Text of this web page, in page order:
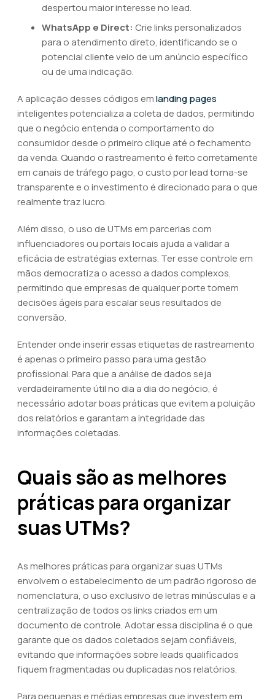
despertou maior interesse no lead.
WhatsApp e Direct: Crie links personalizados
para o atendimento direto, identificando se o
potencial cliente veio de um anúncio específico
ou de uma indicação.
A aplicação desses códigos emlanding pages
inteligentes potencializa a coleta de dados, permitindo
que o negócio entenda o comportamento do
consumidor desde o primeiro clique até o fechamento
da venda. Quando o rastreamento é feito corretamente
em canais de tráfego pago, o custo por lead torna-se
transparente e o investimento é direcionado para o que
realmente traz lucro.
Além disso, o uso de UTMs em parcerias com
influenciadores ou portais locais ajuda a validar a
eficácia de estratégias externas. Ter esse controle em
mãos democratiza o acesso a dados complexos,
permitindo que empresas de qualquer porte tomem
decisões ágeis para escalar seus resultados de
conversão.
Entender onde inserir essas etiquetas de rastreamento
é apenas o primeiro passo para uma gestão
profissional. Para que a análise de dados seja
verdadeiramente útil no dia a dia do negócio, é
necessário adotar boas práticas que evitem a poluição
dos relatórios e garantam a integridade das
informações coletadas.
Quais são as melhores
práticas para organizar
suas UTMs?
As melhores práticas para organizar suas UTMs
envolvem o estabelecimento de um padrão rigoroso de
nomenclatura, o uso exclusivo de letras minúsculas e a
centralização de todos os links criados em um
documento de controle. Adotar essa disciplina é o que
garante que os dados coletados sejam confiáveis,
evitando que informações sobre leads qualificados
fiquem fragmentadas ou duplicadas nos relatórios.
Para pequenas e médias empresas que investem em